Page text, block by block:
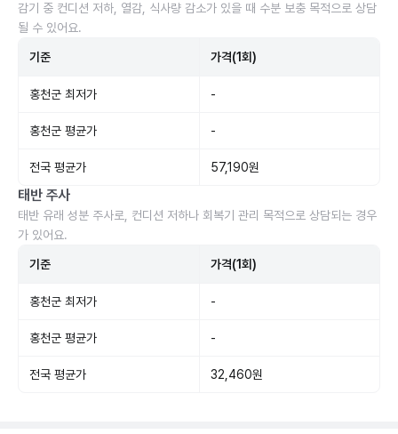
감기 중 컨디션 저하, 열감, 식사량 감소가 있을 때 수분 보충 목적으로 상담
될 수 있어요.
기준 가격(1회)
홍천군 최저가 -
홍천군 평균가 -
전국 평균가 57,190원
태반 주사
태반 유래 성분 주사로, 컨디션 저하나 회복기 관리 목적으로 상담되는 경우
가 있어요.
기준 가격(1회)
홍천군 최저가 -
홍천군 평균가 -
전국 평균가 32,460원